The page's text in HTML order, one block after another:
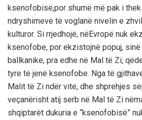
ksenofobisë,por shumë më pak i
ndryshimeve të voglanë nivelin e
kulturor. Si rrjedhojë, nëEvropë nuk
ksenofobe, por ekzistojnë popuj, sinë
ballkanike, pra edhe në Mal të Zi, që
tyre të jenë ksenofobe. Nga të gjitha
Malit të Zi ndër vite, dhe shprehjes së
veçanërisht atij serb në Mal të Zi në
shqiptarët dukuria e “ksenofobisë”